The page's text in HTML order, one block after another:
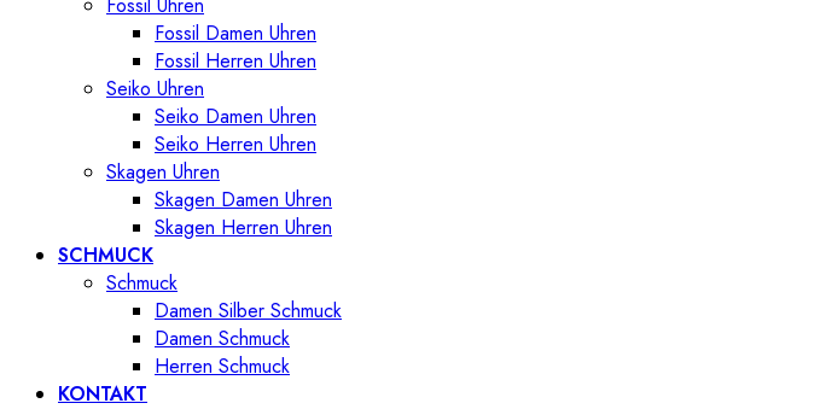
Fossil Damen Uhren
Fossil Herren Uhren
Seiko Uhren
Seiko Damen Uhren
Seiko Herren Uhren
Skagen Uhren
Skagen Damen Uhren
Skagen Herren Uhren
SCHMUCK
Schmuck
Damen Silber Schmuck
Damen Schmuck
Herren Schmuck
KONTAKT